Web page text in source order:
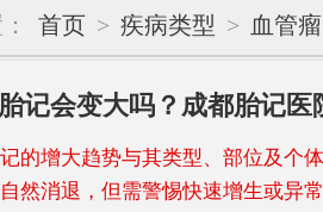
首页 > 疾病类型 > 血管瘤
记会变大吗？成都胎记医
的增大趋势与其类型、部位及个
然消退，但需警惕快速增生或异